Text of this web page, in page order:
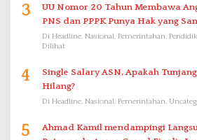
3
UU Nomor 20 Tahun Membawa
PNS dan PPPK Punya Hak yang
Di Headline, Nasional, Pemerintahan,
Dilihat
4
Single Salary ASN, Apakah
Hilang?
Di Headline, Nasional, Pemerintahan,
5
Ahmad Kamil mendampingi Langsung Dike Mandala